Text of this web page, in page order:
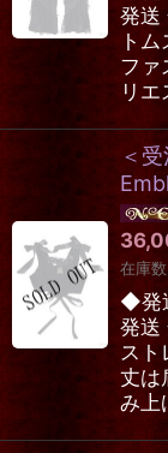
発送
ト
フ
リ
＜
在庫
◆発
発送
スト
丈は
み上